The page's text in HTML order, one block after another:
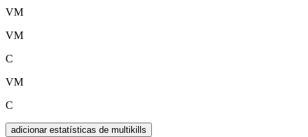
VM
VM
C
VM
C
adicionar estatísticas de multikills